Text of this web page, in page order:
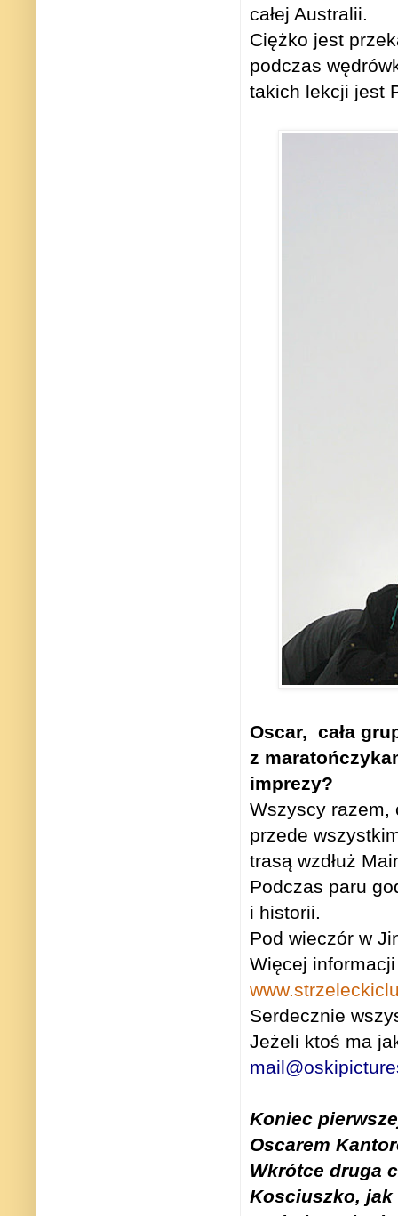
całej Australii.
Ciężko jest
podczas
takich lekcji jest
Oscar, cała
z
imprezy?
Wszyscy razem,
przede
trasą wzdłuż
Podczas paru
i historii.
Pod wieczór w
Więcej
Serdecznie
Jeżeli ktoś ma
Koniec
Oscarem
Wkrótce druga
Kosciuszko, jak